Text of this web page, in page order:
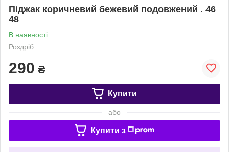
Піджак коричневий бежевий подовжений . 46
48
В наявності
Роздріб
290 ₴
Купити
або
Купити з